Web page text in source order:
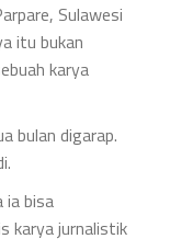
Sulawesi
itu bukan
karya
bulan digarap.
ia bisa
karya jurnalistik